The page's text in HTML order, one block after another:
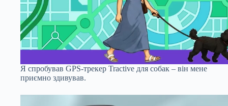
Я спробував GPS-трекер Tractive для собак – він мене
приємно здивував.